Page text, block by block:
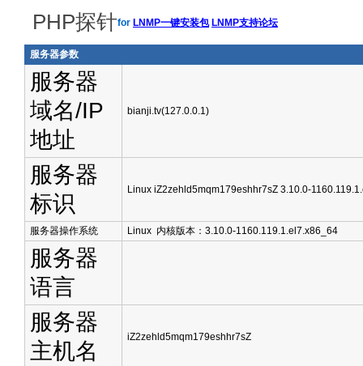
PHP探针for LNMP一键安装包 LNMP支持论坛
服务器参数
服务器
域名/IP
地址
bianji.tv(127.0.0.1)
服务器
标识
Linux iZ2zehld5mqm179eshhr7sZ 3.10.0-
服务器操作系统 Linux 内核版本：3.10.0-1160.119.1.el7.x86_64
服务器
语言
服务器
主机名
iZ2zehld5mqm179eshhr7sZ